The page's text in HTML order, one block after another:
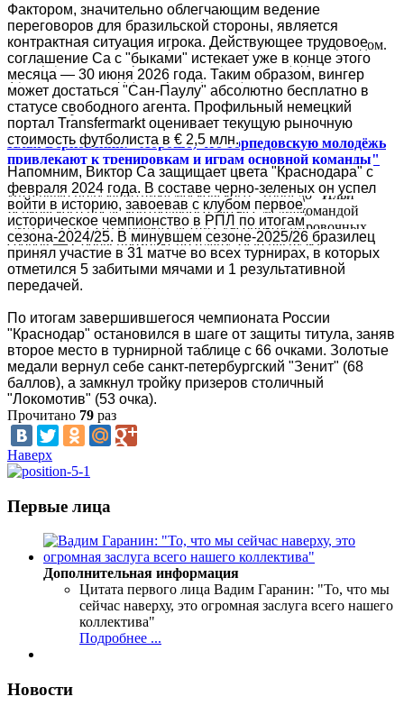
Сгорела база "Машука"
В ночь на 26 июля пятигорский «Машук-КМВ» потерял дом.
Пожар уничтожил третий этаж клубной базы, где жили
футболисты. А вода, которой тушили, как часто и...
Илья Берковский: "Хорошо, что торпедовскую молодёжь
привлекают к тренировкам и играм основной команды"
Интервью полузащитника московского "Торпедо" Ильи
Берковского после контрольного матча с медиакомандой
"МАТЧ ТВ" (9:0) в рамках летних учебно-тренировочных
сборов.— Сборы проходят по плану. Всю нагрузку,...
Фактором, значительно облегчающим ведение
переговоров для бразильской стороны, является
контрактная ситуация игрока. Действующее трудовое
соглашение Са с "быками" истекает уже в конце этого
месяца — 30 июня 2026 года. Таким образом, вингер
может достаться "Сан-Паулу" абсолютно бесплатно в
статусе свободного агента. Профильный немецкий
портал Transfermarkt оценивает текущую рыночную
стоимость футболиста в € 2,5 млн.
Напомним, Виктор Са защищает цвета "Краснодара" с
февраля 2024 года. В составе черно-зеленых он успел
войти в историю, завоевав с клубом первое
историческое чемпионство в РПЛ по итогам
сезона-2024/25. В минувшем сезоне-2025/26 бразилец
принял участие в 31 матче во всех турнирах, в которых
отметился 5 забитыми мячами и 1 результативной
передачей.
По итогам завершившегося чемпионата России
"Краснодар" остановился в шаге от защиты титула, заняв
второе место в турнирной таблице с 66 очками. Золотые
медали вернул себе санкт-петербургский "Зенит" (68
баллов), а замкнул тройку призеров столичный
"Локомотив" (53 очка).
Прочитано 79 раз
Наверх
Первые лица
Дополнительная информация
Цитата первого лица Вадим Гаранин: "То, что мы
сейчас наверху, это огромная заслуга всего нашего
коллектива"
Подробнее ...
Новости